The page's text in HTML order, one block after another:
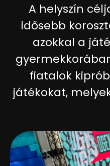
A helyszín
idősebb
azokkal a
fiatalok
játékokat,